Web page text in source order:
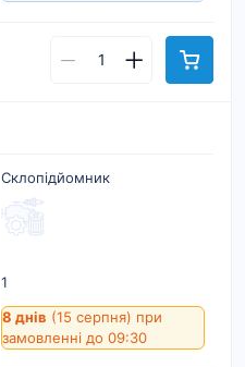
Склопідйомник
1
8 днів (15 серпня) при
замовленні до 09:30